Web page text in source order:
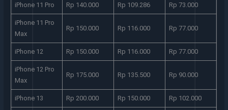
iPhone 11 Pro Rp 140.000 Rp 109.286 Rp 73.000
iPhone 11 Pro
Max
Rp 150.000 Rp 116.000 Rp 77.000
iPhone 12 Rp 150.000 Rp 116.000 Rp 77.000
iPhone 12 Pro
Max
Rp 175.000 Rp 135.500 Rp 90.000
iPhone 13 Rp 200.000 Rp 150.000 Rp 102.000